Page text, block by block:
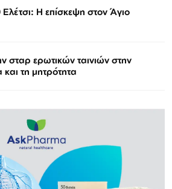
Ελέτσι: Η επίσκεψη στον Άγιο
σταρ ερωτικών ταινιών στην
και τη μητρότητα